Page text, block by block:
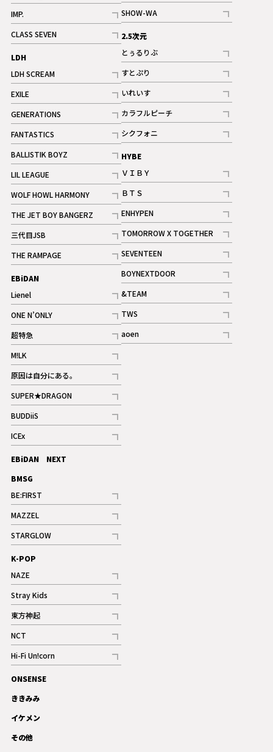
記事
IMP.
記事
CLASS SEVEN
記事
LDH
LDH SCREAM
記事
EXILE
記事
GENERATIONS
記事
FANTASTICS
記事
BALLISTIK BOYZ
記事
LIL LEAGUE
記事
WOLF HOWL HARMONY
記事
THE JET BOY BANGERZ
記事
三代目JSB
記事
THE RAMPAGE
記事
ギャラリー
EBiDAN
Lienel
記事
ONE N’ONLY
記事
超特急
記事
M!LK
記事
原因は自分にある。
記事
SUPER★DRAGON
記事
BUDDiiS
記事
ICEx
記事
EBiDAN NEXT
BMSG
BE:FIRST
記事
ギャラリー
MAZZEL
記事
ギャラリー
STARGLOW
記事
記事
SHOW-WA
記事
2.5次元
とぅるりぶ
記事
すとぷり
記事
ギャラリー
いれいす
記事
ギャラリー
カラフルピーチ
記事
シクフォニ
記事
HYBE
ＶＩＢＹ
記事
ＢＴＳ
記事
ENHYPEN
記事
TOMORROW X TOGETHER
記事
ギャラリー
SEVENTEEN
記事
BOYNEXTDOOR
記事
&TEAM
記事
TWS
記事
aoen
記事
K-POP
NAZE
記事
Stray Kids
記事
東方神起
記事
NCT
記事
Hi-Fi Un!corn
記事
ギャラリー
ONSENSE
ききみみ
イケメン
その他